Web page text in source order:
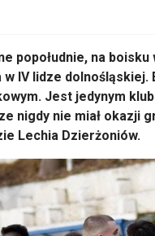
popołudnie, na
w IV lidze
Jest jedynym
nigdy nie miał okazji
Lechia Dzierżoniów.